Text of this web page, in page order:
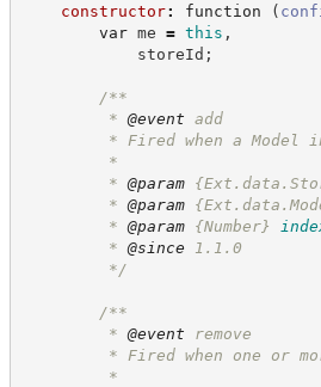
constructor: function (
var me = this ,
storeId ;
/**
* @event add
* Fired when a Model
*
* @param
* @param
* @param {Number}
* @since 1.1.0
*/
/**
* @event remove
* Fired when one or more
*